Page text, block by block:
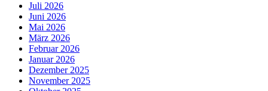
Juli 2026
Juni 2026
Mai 2026
März 2026
Februar 2026
Januar 2026
Dezember 2025
November 2025